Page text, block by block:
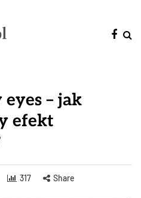
– jak
efekt
317 Share